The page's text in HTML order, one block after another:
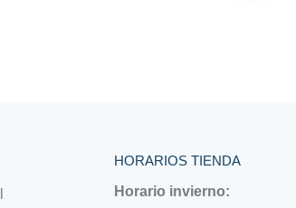
HORARIOS TIENDA
Horario invierno: